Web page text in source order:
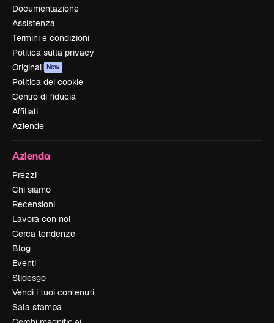
Documentazione
Assistenza
Termini e condizioni
Politica sulla privacy
Originali New
Politica dei cookie
Centro di fiducia
Affiliati
Aziende
Azienda
Prezzi
Chi siamo
Recensioni
Lavora con noi
Cerca tendenze
Blog
Eventi
Slidesgo
Vendi i tuoi contenuti
Sala stampa